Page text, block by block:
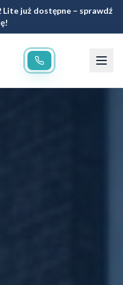
Lite już dostępne – sprawdź